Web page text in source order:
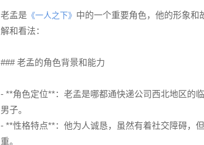
老孟是 《一人之下》 中的一个重要角色，他的形象和
解和看法：
### 老孟的角色背景和能力
- **角色定位**：老孟是哪都通快递公司西北地区的
男子。
- **性格特点**：他为人诚恳，虽然有着社交障碍，
重。